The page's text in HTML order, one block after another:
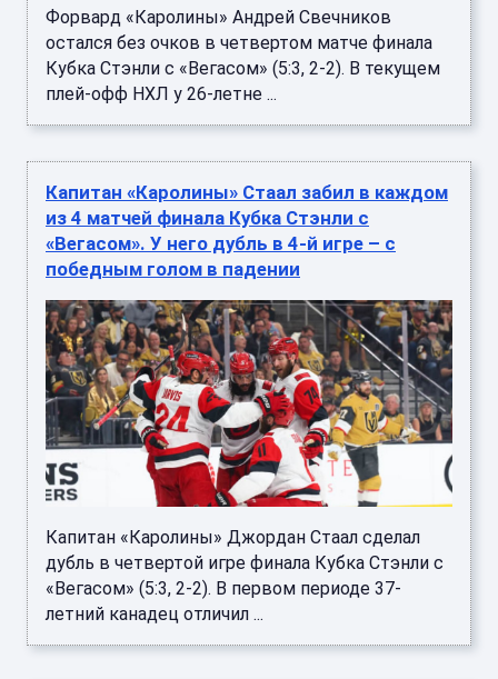
Форвард «Каролины» Андрей Свечников
остался без очков в четвертом матче финала
Кубка Стэнли с «Вегасом» (5:3, 2-2). В текущем
плей-офф НХЛ у 26-летне ...
Капитан «Каролины» Стаал забил в каждом
из 4 матчей финала Кубка Стэнли с
«Вегасом». У него дубль в 4-й игре – с
победным голом в падении
Капитан «Каролины» Джордан Стаал сделал
дубль в четвертой игре финала Кубка Стэнли с
«Вегасом» (5:3, 2-2). В первом периоде 37-
летний канадец отличил ...